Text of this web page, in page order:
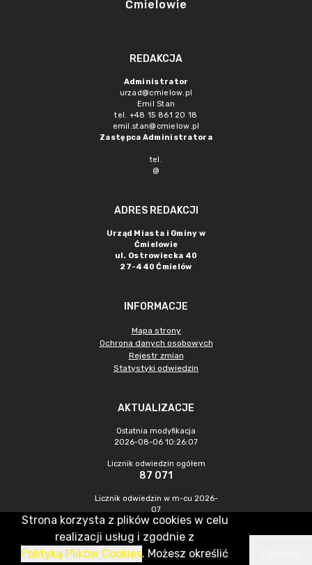
Ćmielowie
REDAKCJA
Administrator
urzad@cmielow.pl
Emil Stan
tel. +48 15 861 20 18
emil.stan@cmielow.pl
Zastępca Administratora
tel.
@
ADRES REDAKCJI
Urząd Miasta i Gminy w
Ćmielowie
ul. Ostrowiecka 40
27-440 Ćmielów
INFORMACJE
Mapa strony
Ochrona danych osobowych
Rejestr zmian
Statystyki odwiedzin
AKTUALIZACJE
Ostatnia modyfikacja
2026-08-06 10:26:07
Licznik odwiedzin ogółem
87 071
Licznik odwiedzin w m-cu 2026-
07
542
CMS & Hosting: Nefeni Sp. z o.o.
Strona korzysta z plików cookies w celu
realizacji usług i zgodnie z
Polityką Plików Cookies. Możesz określić